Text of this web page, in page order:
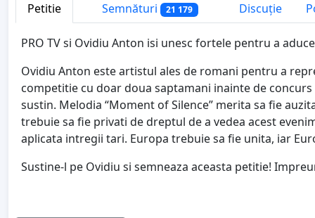
Petitie Semnături 21 179 Discuție
PRO TV si Ovidiu Anton isi unesc fortele pentru a
Ovidiu Anton este artistul ales de romani pentru a
competitie cu doar doua saptamani inainte de
sustin. Melodia “Moment of Silence” merita sa fie
trebuie sa fie privati de dreptul de a vedea acest
aplicata intregii tari. Europa trebuie sa fie unita, iar
Sustine-l pe Ovidiu si semneaza aceasta petitie!